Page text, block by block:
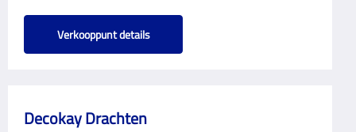
Verkooppunt details
Decokay Drachten